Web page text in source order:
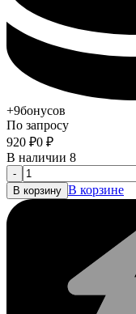
+9бонусов
По запросу
920 ₽0 ₽
В наличии 8
-
В корзину В корзине